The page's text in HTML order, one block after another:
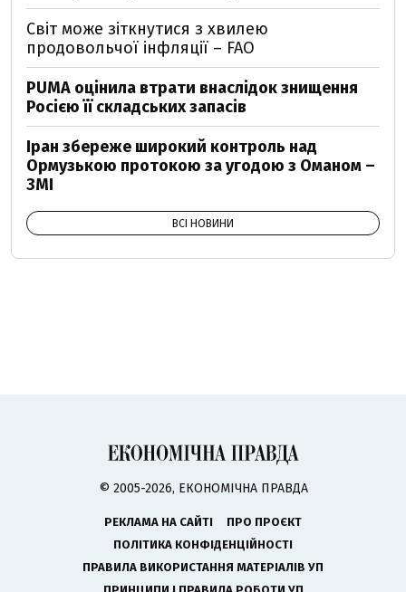
Світ може зіткнутися з хвилею
продовольчої інфляції – FAO
PUMA оцінила втрати внаслідок знищення
Росією її складських запасів
Іран збереже широкий контроль над
Ормузькою протокою за угодою з Оманом –
ЗМІ
ВСІ НОВИНИ
© 2005-2026, ЕКОНОМІЧНА ПРАВДА
РЕКЛАМА НА САЙТІ
ПРО ПРОЄКТ
ПОЛІТИКА КОНФІДЕНЦІЙНОСТІ
ПРАВИЛА ВИКОРИСТАННЯ МАТЕРІАЛІВ УП